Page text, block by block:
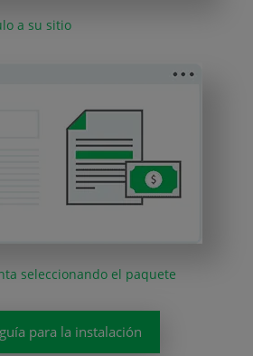
a su sitio
seleccionando el paquete
para la instalación